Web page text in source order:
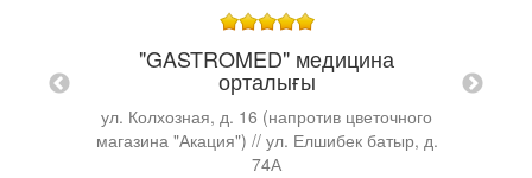
"GASTROMED" медицина
орталығы
ул. Колхозная, д. 16 (напротив цветочного
магазина "Акация") // ул. Елшибек батыр, д.
74А